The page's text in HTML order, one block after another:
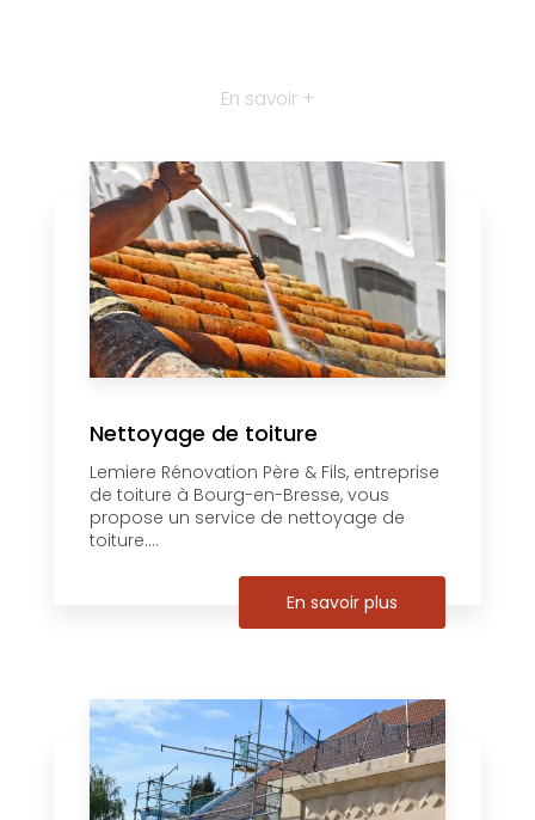
En savoir +
Nettoyage de toiture
Lemiere Rénovation Père & Fils, entreprise
de toiture à Bourg-en-Bresse, vous
propose un service de nettoyage de
toiture....
En savoir plus